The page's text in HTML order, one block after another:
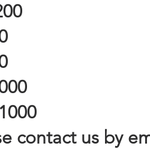
contact us by